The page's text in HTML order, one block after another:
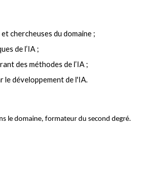
chercheuses du domaine ;
de l’IA ;
des méthodes de l’IA ;
développement de l'IA.
le domaine, formateur du second degré.